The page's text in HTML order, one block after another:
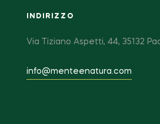
INDIRIZZO
Via Tiziano Aspetti, 44, 35132
info@menteenatura.com